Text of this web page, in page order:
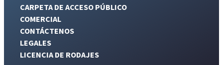
CARPETA DE ACCESO PÚBLICO
COMERCIAL
CONTÁCTENOS
LEGALES
LICENCIA DE RODAJES